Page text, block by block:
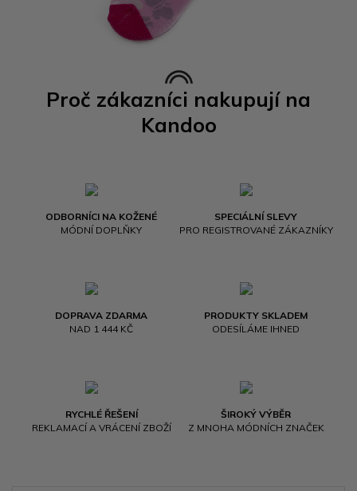
Proč zákazníci nakupují na
Kandoo
ODBORNÍCI NA KOŽENÉ
MÓDNÍ DOPLŇKY
SPECIÁLNÍ SLEVY
PRO REGISTROVANÉ ZÁKAZNÍKY
DOPRAVA ZDARMA
NAD 1 444 KČ
PRODUKTY SKLADEM
ODESÍLÁME IHNED
RYCHLÉ ŘEŠENÍ
REKLAMACÍ A VRÁCENÍ ZBOŽÍ
ŠIROKÝ VÝBĚR
Z MNOHA MÓDNÍCH ZNAČEK